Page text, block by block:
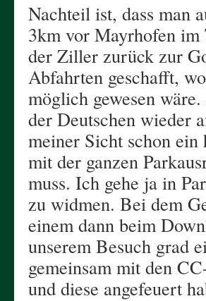
Nachteil ist, dass man
3km vor Mayrhofen im
der Ziller zurück zur
Abfahrten geschafft,
möglich gewesen
der Deutschen wieder
meiner Sicht schon ein
mit der ganzen
muss. Ich gehe ja in
zu widmen. Bei dem
einem dann beim
unserem Besuch grad
gemeinsam mit den
und diese angefeuert